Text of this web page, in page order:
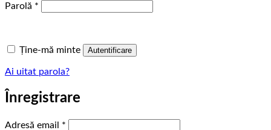
Parolă *
Ține-mă minte Autentificare
Ai uitat parola?
Înregistrare
Adresă email *